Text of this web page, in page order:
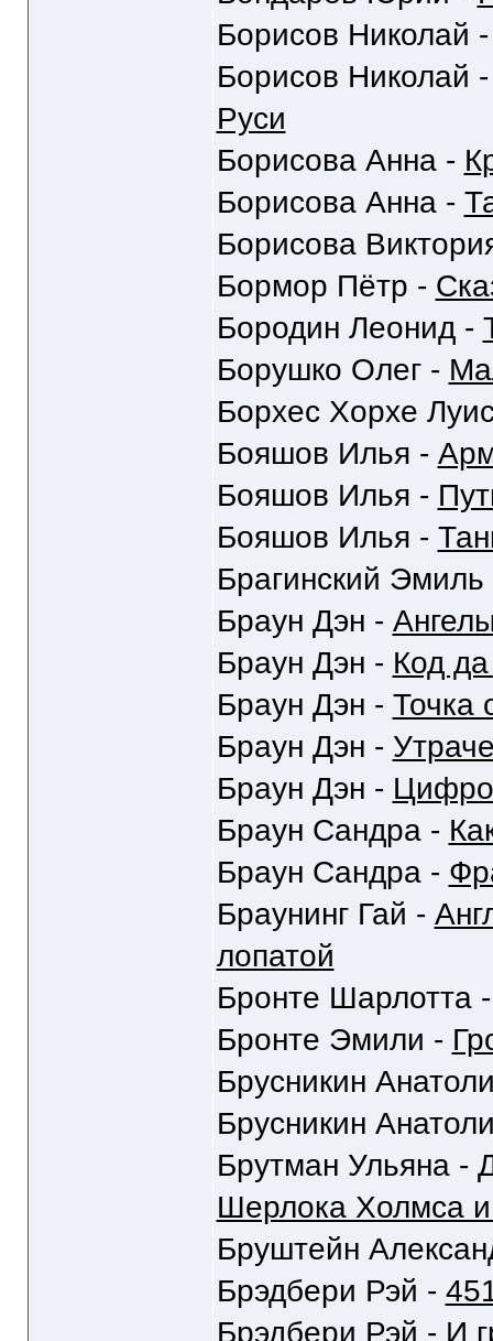
Борисов Николай
Борисов Николай
Руси
Борисова Анна -
Борисова Анна -
Борисова
Бормор Пётр -
Бородин Леонид -
Борушко Олег -
Борхес Хорхе
Бояшов Илья -
Бояшов Илья -
Бояшов Илья -
Брагинский
Браун Дэн -
Браун Дэн - Код
Браун Дэн - Точка
Браун Дэн -
Браун Дэн -
Браун Сандра -
Браун Сандра -
Браунинг Гай -
лопатой
Бронте Шарлотта
Бронте Эмили -
Брусникин
Брусникин
Брутман Ульяна -
Шерлока Холмса и
Бруштейн
Брэдбери Рэй -
Брэдбери Рэй - И